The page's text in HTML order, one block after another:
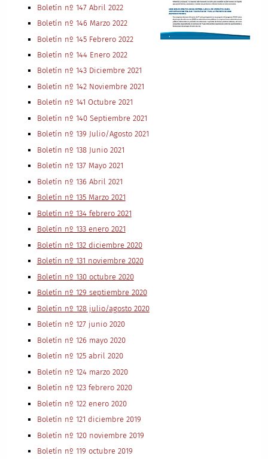
Boletín nº 147 Abril 2022
Boletín nº 146 Marzo 2022
Boletín nº 145 Febrero 2022
Boletín nº 144 Enero 2022
Boletín nº 143 Diciembre 2021
Boletín nº 142 Noviembre 2021
Boletín nº 141 Octubre 2021
Boletín nº 140 Septiembre 2021
Boletín nº 139 Julio/Agosto 2021
Boletín nº 138 Junio 2021
Boletín nº 137 Mayo 2021
Boletín nº 136 Abril 2021
Boletín nº 135 Marzo 2021
Boletín nº 134 febrero 2021
Boletín nº 133 enero 2021
Boletín nº 132 diciembre 2020
Boletín nº 131 noviembre 2020
Boletín nº 130 octubre 2020
Boletín nº 129 septiembre 2020
Boletín nº 128 julio/agosto 2020
Boletín nº 127 junio 2020
Boletín nº 126 mayo 2020
Boletín nº 125 abril 2020
Boletín nº 124 marzo 2020
Boletín nº 123 febrero 2020
Boletín nº 122 enero 2020
Boletín nº 121 diciembre 2019
Boletín nº 120 noviembre 2019
Boletín nº 119 octubre 2019